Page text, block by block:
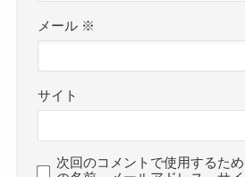
メール ※
サイト
次回のコメントで使用するた